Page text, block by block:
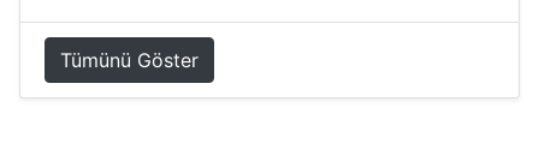
Tümünü Göster